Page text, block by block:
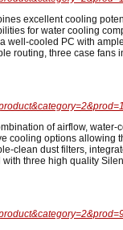
excellent cooling
for water cooling
well-cooled PC with
routing, three case
of airflow,
cooling options
clean dust filters,
three high quality